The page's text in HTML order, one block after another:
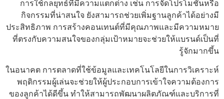
การใช้กลยุทธ์ที่มีความแตกต่าง เช่น การจัดโปรโมชั่นหรือ
กิจกรรมที่น่าสนใจ ยังสามารถช่วยเพิ่มฐานลูกค้าได้อย่างมี
ประสิทธิภาพ การสร้างคอนเทนต์ที่มีคุณภาพและมีความหมาย
ที่ตรงกับความสนใจของกลุ่มเป้าหมายจะช่วยให้แบรนด์เป็นที่
รู้จักมากขึ้น
ในอนาคต การตลาดที่ใช้ข้อมูลและเทคโนโลยีในการวิเคราะห์
พฤติกรรมผู้เล่นจะช่วยให้ผู้ประกอบการเข้าใจความต้องการ
ของลูกค้าได้ดีขึ้น ทำให้สามารถพัฒนาผลิตภัณฑ์และบริการที่